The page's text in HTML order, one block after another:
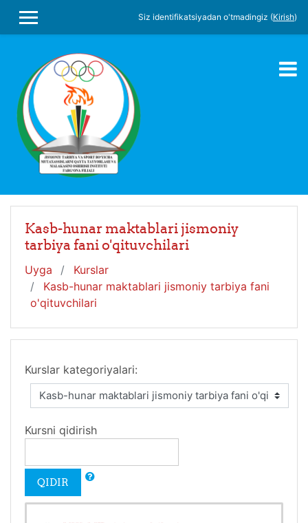
SIDE PANEL
Siz identifikatsiyadan o'tmadingiz (Kirish)
Kasb-hunar maktablari jismoniy
tarbiya fani o'qituvchilari
Uyga
Kurslar
Kasb-hunar maktablari jismoniy tarbiya fani
o'qituvchilari
Kurslar kategoriyalari:
Kursni qidirish
QIDIR